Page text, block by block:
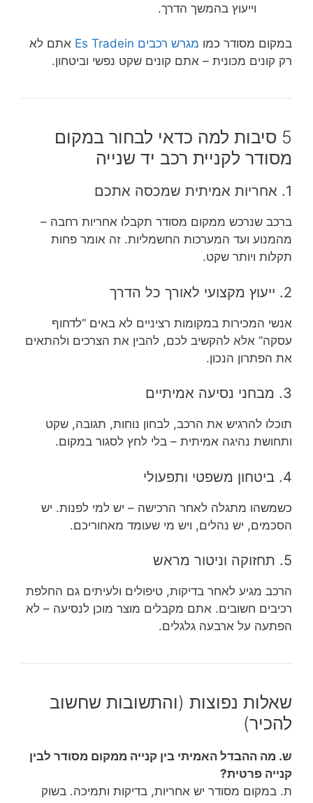
וייעוץ בהמשך הדרך.
במקום מסודר כמו מגרש רכבים Es Tradein
אתם לא
רק קונים מכונית – אתם קונים שקט נפשי וביטחון.
5 סיבות למה כדאי לבחור במקום
מסודר לקניית רכב יד שנייה
1. אחריות אמיתית שמכסה אתכם
ברכב שנרכש ממקום מסודר תקבלו אחריות רחבה –
מהמנוע ועד המערכות החשמליות. זה אומר פחות
תקלות ויותר שקט.
2. ייעוץ מקצועי לאורך כל הדרך
אנשי המכירות במקומות רציניים לא באים “לדחוף
עסקה” אלא להקשיב לכם, להבין את הצרכים ולהתאים
את הפתרון הנכון.
3. מבחני נסיעה אמיתיים
תוכלו להרגיש את הרכב, לבחון נוחות, תגובה, שקט
ותחושת נהיגה אמיתית – בלי לחץ לסגור במקום.
4. ביטחון משפטי ותפעולי
כשמשהו מתגלה לאחר הרכישה – יש למי לפנות. יש
הסכמים, יש נהלים, ויש מי שעומד מאחוריכם.
5. תחזוקה וניטור מראש
הרכב מגיע לאחר בדיקות, טיפולים ולעיתים גם החלפת
רכיבים חשובים. אתם מקבלים מוצר מוכן לנסיעה – לא
הפתעה על ארבעה גלגלים.
שאלות נפוצות (והתשובות שחשוב
להכיר)
ש. מה ההבדל האמיתי בין קנייה ממקום מסודר לבין
קנייה פרטית?
ת. במקום מסודר יש אחריות, בדיקות ותמיכה. בשוק